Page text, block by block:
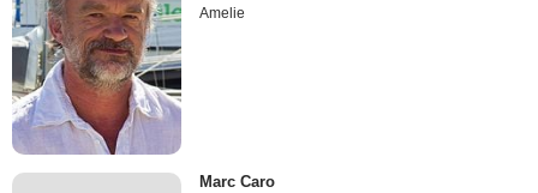
Amelie
Marc Caro